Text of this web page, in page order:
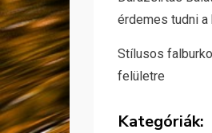
érdemes tudni
Stílusos
felületre
Kategóriák: